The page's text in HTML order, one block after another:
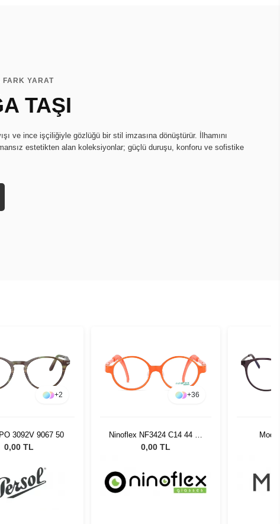
FARK YARAT
TAŞI
ve ince işçiliğiyle gözlüğü bir stil imzasına dönüştürür. İlhamını
estetikten alan koleksiyonlar; güçlü duruşu, konforu ve sofistike
+2
3092V 9067 50
0,00 TL
+36
Ninoflex NF3424 C14 44 16
128
0,00 TL